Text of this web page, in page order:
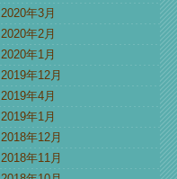
2020年3月
2020年2月
2020年1月
2019年12月
2019年4月
2019年1月
2018年12月
2018年11月